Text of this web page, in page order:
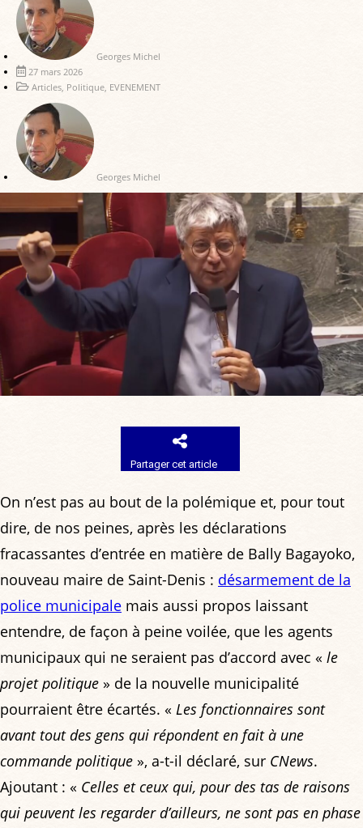
Georges Michel
27 mars 2026
Articles Politique EVENEMENT
Georges Michel
Partager cet article
On n’est pas au bout de la polémique et, pour tout
dire, de nos peines, après les déclarations
fracassantes d’entrée en matière de Bally Bagayoko,
nouveau maire de Saint-Denis : désarmement de la
police municipale mais aussi propos laissant
entendre, de façon à peine voilée, que les agents
municipaux qui ne seraient pas d’accord avec « le
projet politique » de la nouvelle municipalité
pourraient être écartés. « Les fonctionnaires sont
avant tout des gens qui répondent en fait à une
commande politique », a-t-il déclaré, sur CNews.
Ajoutant : « Celles et ceux qui, pour des tas de raisons
qui peuvent les regarder d’ailleurs, ne sont pas en phase